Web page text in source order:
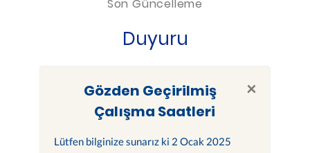
Son Güncelleme
Duyuru
×
Gözden Geçirilmiş
Çalışma Saatleri
Lütfen bilginize sunarız ki 2 Ocak 2025